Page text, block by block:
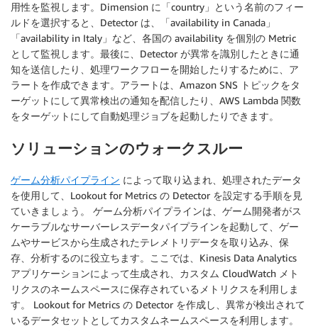
用性を監視します。Dimension に「country」という名前のフィー
ルドを選択すると、Detector は、「availability in Canada」
「availability in Italy」など、各国の availability を個別の Metric
として監視します。最後に、Detector が異常を識別したときに通
知を送信したり、処理ワークフローを開始したりするために、ア
ラートを作成できます。アラートは、Amazon SNS トピックをタ
ーゲットにして異常検出の通知を配信したり、AWS Lambda 関数
をターゲットにして自動処理ジョブを起動したりできます。
ソリューションのウォークスルー
ゲーム分析パイプライン によって取り込まれ、処理されたデータ
を使用して、Lookout for Metrics の Detector を設定する手順を見
ていきましょう。 ゲーム分析パイプラインは、ゲーム開発者がス
ケーラブルなサーバーレスデータパイプラインを起動して、ゲー
ムやサービスから生成されたテレメトリデータを取り込み、保
存、分析するのに役立ちます。ここでは、Kinesis Data Analytics
アプリケーションによって生成され、カスタム CloudWatch メト
リクスのネームスペースに保存されているメトリクスを利用しま
す。 Lookout for Metrics の Detector を作成し、異常が検出されて
いるデータセットとしてカスタムネームスペースを利用します。